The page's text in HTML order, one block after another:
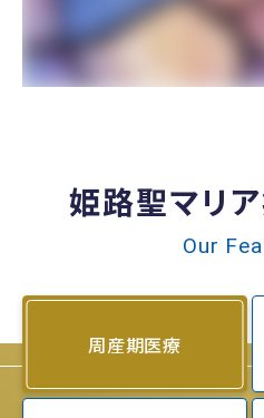
姫路聖マリ
Our
周産期医療